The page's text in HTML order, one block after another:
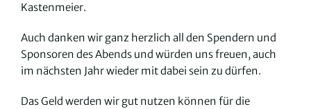
Kastenmeier.
Auch danken wir ganz herzlich all den Spendern und
Sponsoren des Abends und würden uns freuen, auch
im nächsten Jahr wieder mit dabei sein zu dürfen.
Das Geld werden wir gut nutzen können für die